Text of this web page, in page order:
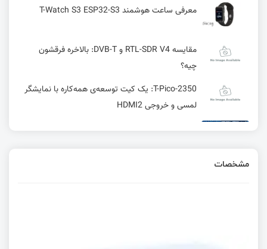
معرفی ساعت هوشمند T-Watch S3 ESP32-S3
مقایسه RTL-SDR V4 و DVB-T: بالاخره فرقشون
چیه؟
T-Pico-2350: یک کیت توسعه‌ی همه‌کاره با نمایشگر
لمسی و خروجی HDMI2
مشخصات